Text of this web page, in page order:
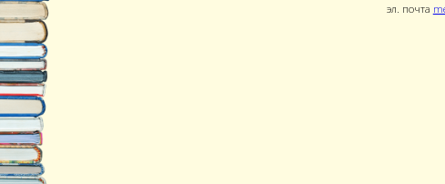
эл. почта